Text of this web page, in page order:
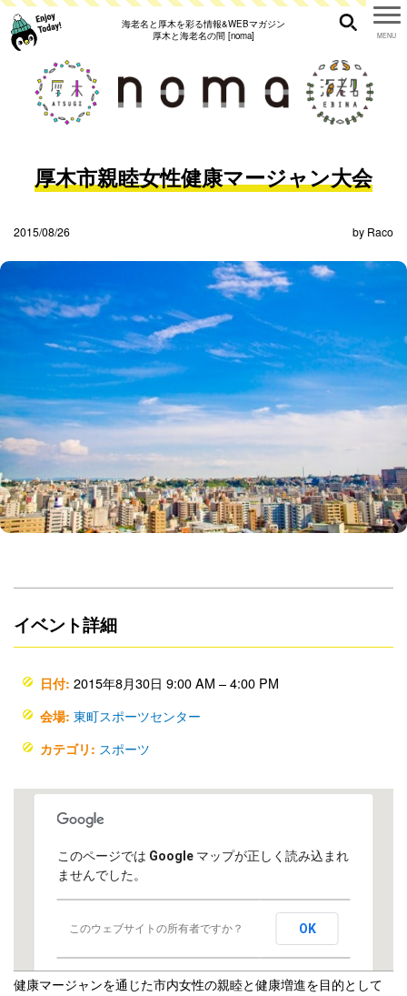
海老名と厚木を彩る情報&WEBマガジン
厚木と海老名の間 [noma]
厚木市親睦女性健康マージャン大会
2015/08/26 by Raco
イベント詳細
日付: 2015年8月30日 9:00 AM –4:00 PM
会場: 東町スポーツセンター
カテゴリ: スポーツ
このページでは Google マップが正しく読み込まれ
ませんでした。
このウェブサイトの所有者ですか？ OK
健康マージャンを通じた市内女性の親睦と健康増進を目的として